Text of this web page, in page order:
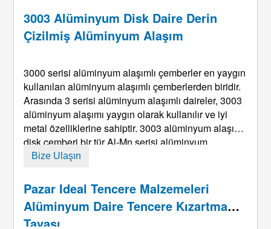
3003 Alüminyum Disk Daire Derin
Çizilmiş Alüminyum Alaşım
3000 serisi alüminyum alaşımlı çemberler en yaygın
kullanılan alüminyum alaşımlı çemberlerden biridir.
Arasında 3 serisi alüminyum alaşımlı daireler, 3003
alüminyum alaşımı yaygın olarak kullanılır ve iyi
metal özelliklerine sahiptir. 3003 alüminyum alaşımlı
disk çemberi bir tür Al-Mn serisi alüminyum
alaşımıdır, iyi korozyon direncine sahip olan, düşük
biçimlendirilebilirlik, ve iyi kaynak performansı.
Derin işlenmiş ...
Bize Ulaşın
Pazar Ideal Tencere Malzemeleri
Alüminyum Daire Tencere Kızartma
Tavası